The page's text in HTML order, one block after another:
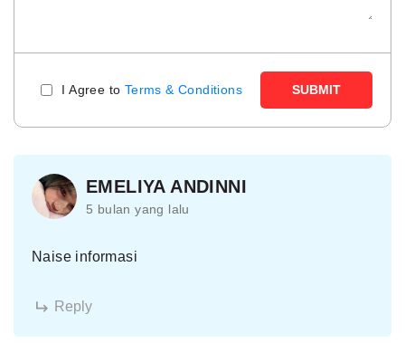
I Agree to Terms & Conditions SUBMIT
EMELIYA ANDINNI
5 bulan yang lalu
Naise informasi
Reply